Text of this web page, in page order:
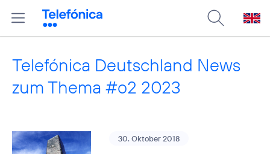
Telefónica Deutschland News
zum Thema #o2 2023
30. Oktober 2018